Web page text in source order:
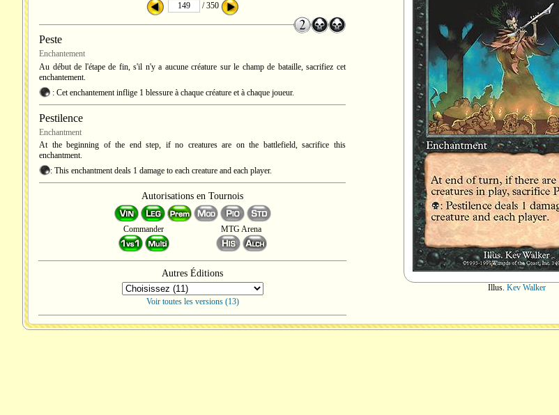
/ 350
Peste
Enchantement
Au début de l'étape de fin, s'il n'y a aucune créature sur le champ de bataille, sacrifiez cet
enchantement.
: Cet enchantement inflige 1 blessure à chaque créature et à chaque joueur.
Pestilence
Enchantment
At the beginning of the end step, if no creatures are on the battlefield, sacrifice this
enchantment.
: This enchantment deals 1 damage to each creature and each player.
Autorisations en Tournois
Commander MTG Arena
Autres Éditions
Voir toutes les versions (13)
Illus. Kev Walker